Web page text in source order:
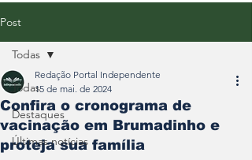
Post
Todas
Destaques
Últimas notícias
Todas
Confira o cronograma de
vacinação em Brumadinho e
proteja sua família
Redação Portal Independente
15 de mai. de 2024